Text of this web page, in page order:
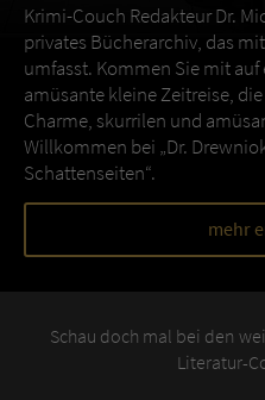
Krimi-Couch Redakteur Dr.
privates Bücherarchiv, das
umfasst. Kommen Sie mit
amüsante kleine Zeitreise,
Charme, skurrilen und
Willkommen bei „Dr.
Schattenseiten“.
mehr
Schau doch mal bei den
Literatur-